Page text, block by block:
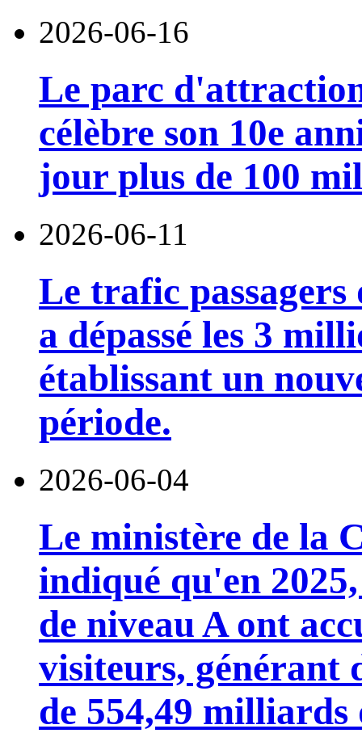
2026-06-16
Le parc
célèbre son 10e
jour plus de 100
2026-06-11
Le trafic passagers
a dépassé les 3
établissant un
période.
2026-06-04
Le ministère de la
indiqué qu'en
de niveau A ont
visiteurs, générant
de 554,49 milliards